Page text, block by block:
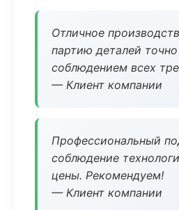
Отличное
партию деталей
соблюдением всех
— Клиент компании
Профессиональный
соблюдение
цены. Рекомендуем!
— Клиент компании